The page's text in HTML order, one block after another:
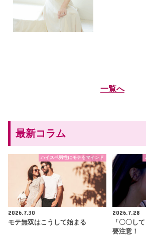
一覧へ
最新コラム
ハイスペ男性にモテるマインド
2026.7.30
モテ無双はこうして始まる
2026.7.28
「〇〇し
要注意！